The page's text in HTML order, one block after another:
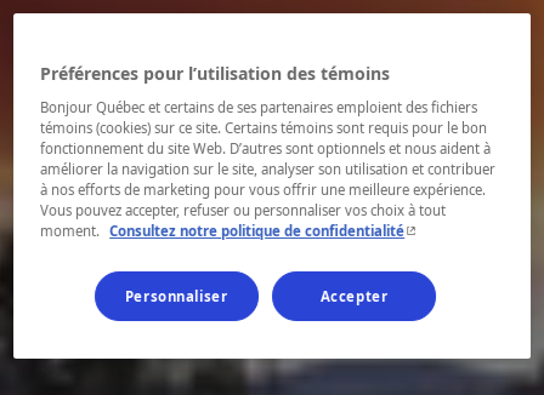
Préférences pour l’utilisation des témoins
Bonjour Québec et certains de ses partenaires emploient des fichiers
témoins (cookies) sur ce site. Certains témoins sont requis pour le bon
fonctionnement du site Web. D’autres sont optionnels et nous aident à
améliorer la navigation sur le site, analyser son utilisation et contribuer
à nos efforts de marketing pour vous offrir une meilleure expérience.
Vous pouvez accepter, refuser ou personnaliser vos choix à tout
moment.
Consultez notre politique de confidentialité- Cet hyperlien
Personnaliser Accepter